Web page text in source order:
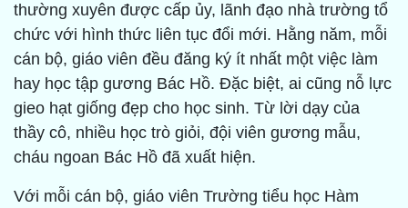
thường xuyên được cấp ủy, lãnh đạo nhà trường tổ
chức với hình thức liên tục đổi mới. Hằng năm, mỗi
cán bộ, giáo viên đều đăng ký ít nhất một việc làm
hay học tập gương Bác Hồ. Đặc biệt, ai cũng nỗ lực
gieo hạt giống đẹp cho học sinh. Từ lời dạy của
thầy cô, nhiều học trò giỏi, đội viên gương mẫu,
cháu ngoan Bác Hồ đã xuất hiện.
Với mỗi cán bộ, giáo viên Trường tiểu học Hàm